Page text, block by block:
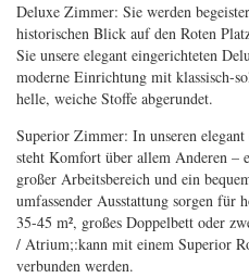
Deluxe Zimmer: Sie werden
historischen Blick auf den Roten
Sie unsere elegant eingerichteten
moderne Einrichtung mit klassisch-
helle, weiche Stoffe abgerundet.
Superior Zimmer: In unseren
steht Komfort über allem Anderen –
großer Arbeitsbereich und ein
umfassender Ausstattung sorgen für
35-45 m², großes Doppelbett oder
/ Atrium;:kann mit einem Superior
verbunden werden.